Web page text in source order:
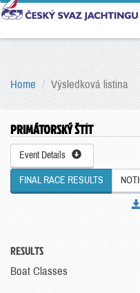
Home Výsledková listina
PRIMÁTORSKÝ ŠTÍT
Event Details
FINAL RACE RESULTS
RESULTS
Boat Classes